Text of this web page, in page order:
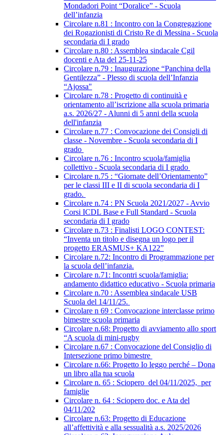
Mondadori Point “Doralice” - Scuola
dell’infanzia
Circolare n.81 : Incontro con la Congregazione
dei Rogazionisti di Cristo Re di Messina - Scuola
secondaria di I grado
Circolare n.80 : Assemblea sindacale Cgil
docenti e Ata del 25-11-25
Circolare n.79 : Inaugurazione “Panchina della
Gentilezza” - Plesso di scuola dell’Infanzia
“Ajossa"
Circolare n.78 : Progetto di continuità e
orientamento all’iscrizione alla scuola primaria
a.s. 2026/27 - Alunni di 5 anni della scuola
dell'infanzia
Circolare n.77 : Convocazione dei Consigli di
classe - Novembre - Scuola secondaria di I
grado
Circolare n.76 : Incontro scuola/famiglia
collettivo - Scuola secondaria di I grado
Circolare n.75 : “Giornate dell’Orientamento”
per le classi III e II di scuola secondaria di I
grado.
Circolare n.74 : PN Scuola 2021/2027 - Avvio
Corsi ICDL Base e Full Standard - Scuola
secondaria di I grado
Circolare n.73 : Finalisti LOGO CONTEST:
“Inventa un titolo e disegna un logo per il
progetto ERASMUS+ KA122”
Circolare n.72: Incontro di Programmazione per
la scuola dell’infanzia.
Circolare n.71: Incontri scuola/famiglia:
andamento didattico educativo - Scuola primaria
Circolare n.70 : Assemblea sindacale USB
Scuola del 14/11/25.
Circolare n 69 : Convocazione interclasse primo
bimestre scuola primaria
Circolare n.68: Progetto di avviamento allo sport
“A scuola di mini-rugby
Circolare n.67 : Convocazione del Consiglio di
Intersezione primo bimestre
Circolare n.66: Progetto Io leggo perché – Dona
un libro alla tua scuola
Circolare n. 65 : Sciopero del 04/11/2025, per
famiglie
Circolare n. 64 : Sciopero doc. e Ata del
04/11/202
Circolare n.63: Progetto di Educazione
all’affettività e alla sessualità a.s. 2025/2026